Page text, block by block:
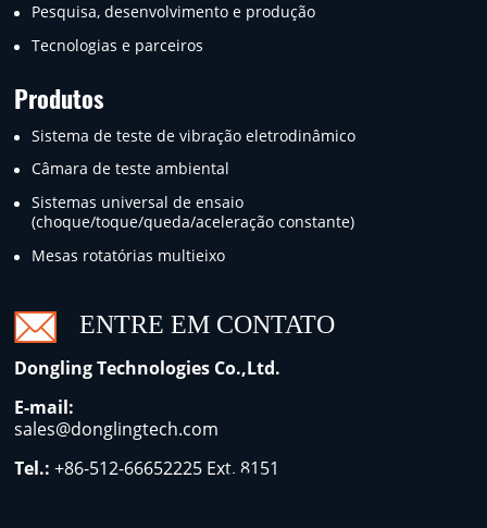
Pesquisa, desenvolvimento e produção
Tecnologias e parceiros
Produtos
Sistema de teste de vibração eletrodinâmico
Câmara de teste ambiental
Sistemas universal de ensaio
(choque/toque/queda/aceleração constante)
Mesas rotatórias multieixo
ENTRE EM CONTATO
Dongling Technologies Co.,Ltd.
E-mail:
sales@donglingtech.com
Tel.:+86-512-66652225 Ext. 8151